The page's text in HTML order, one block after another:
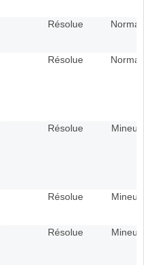
Résolue Normal
Résolue Normal
Résolue Mineur
Résolue Mineur
Résolue Mineur